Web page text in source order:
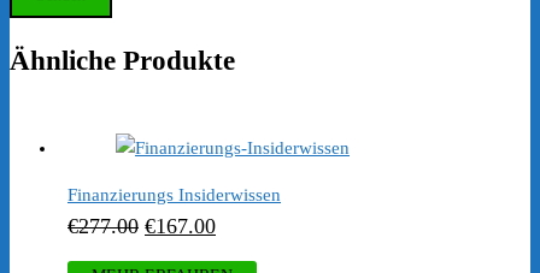
Ähnliche Produkte
Finanzierungs Insiderwissen
€277.00 Ursprünglicher
Preis
€167.00Aktueller
Preis